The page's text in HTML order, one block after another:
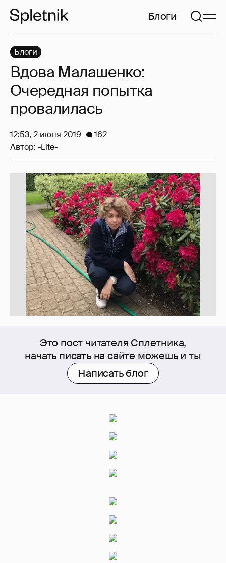
Блоги
Это пост читателя Сплетника,
начать писать на сайте можешь и ты
Написать блог
Блоги
Вдова Малашенко:
Очередная попытка
провалилась
12:53, 2 июня 2019
162
Автор: -Lite-